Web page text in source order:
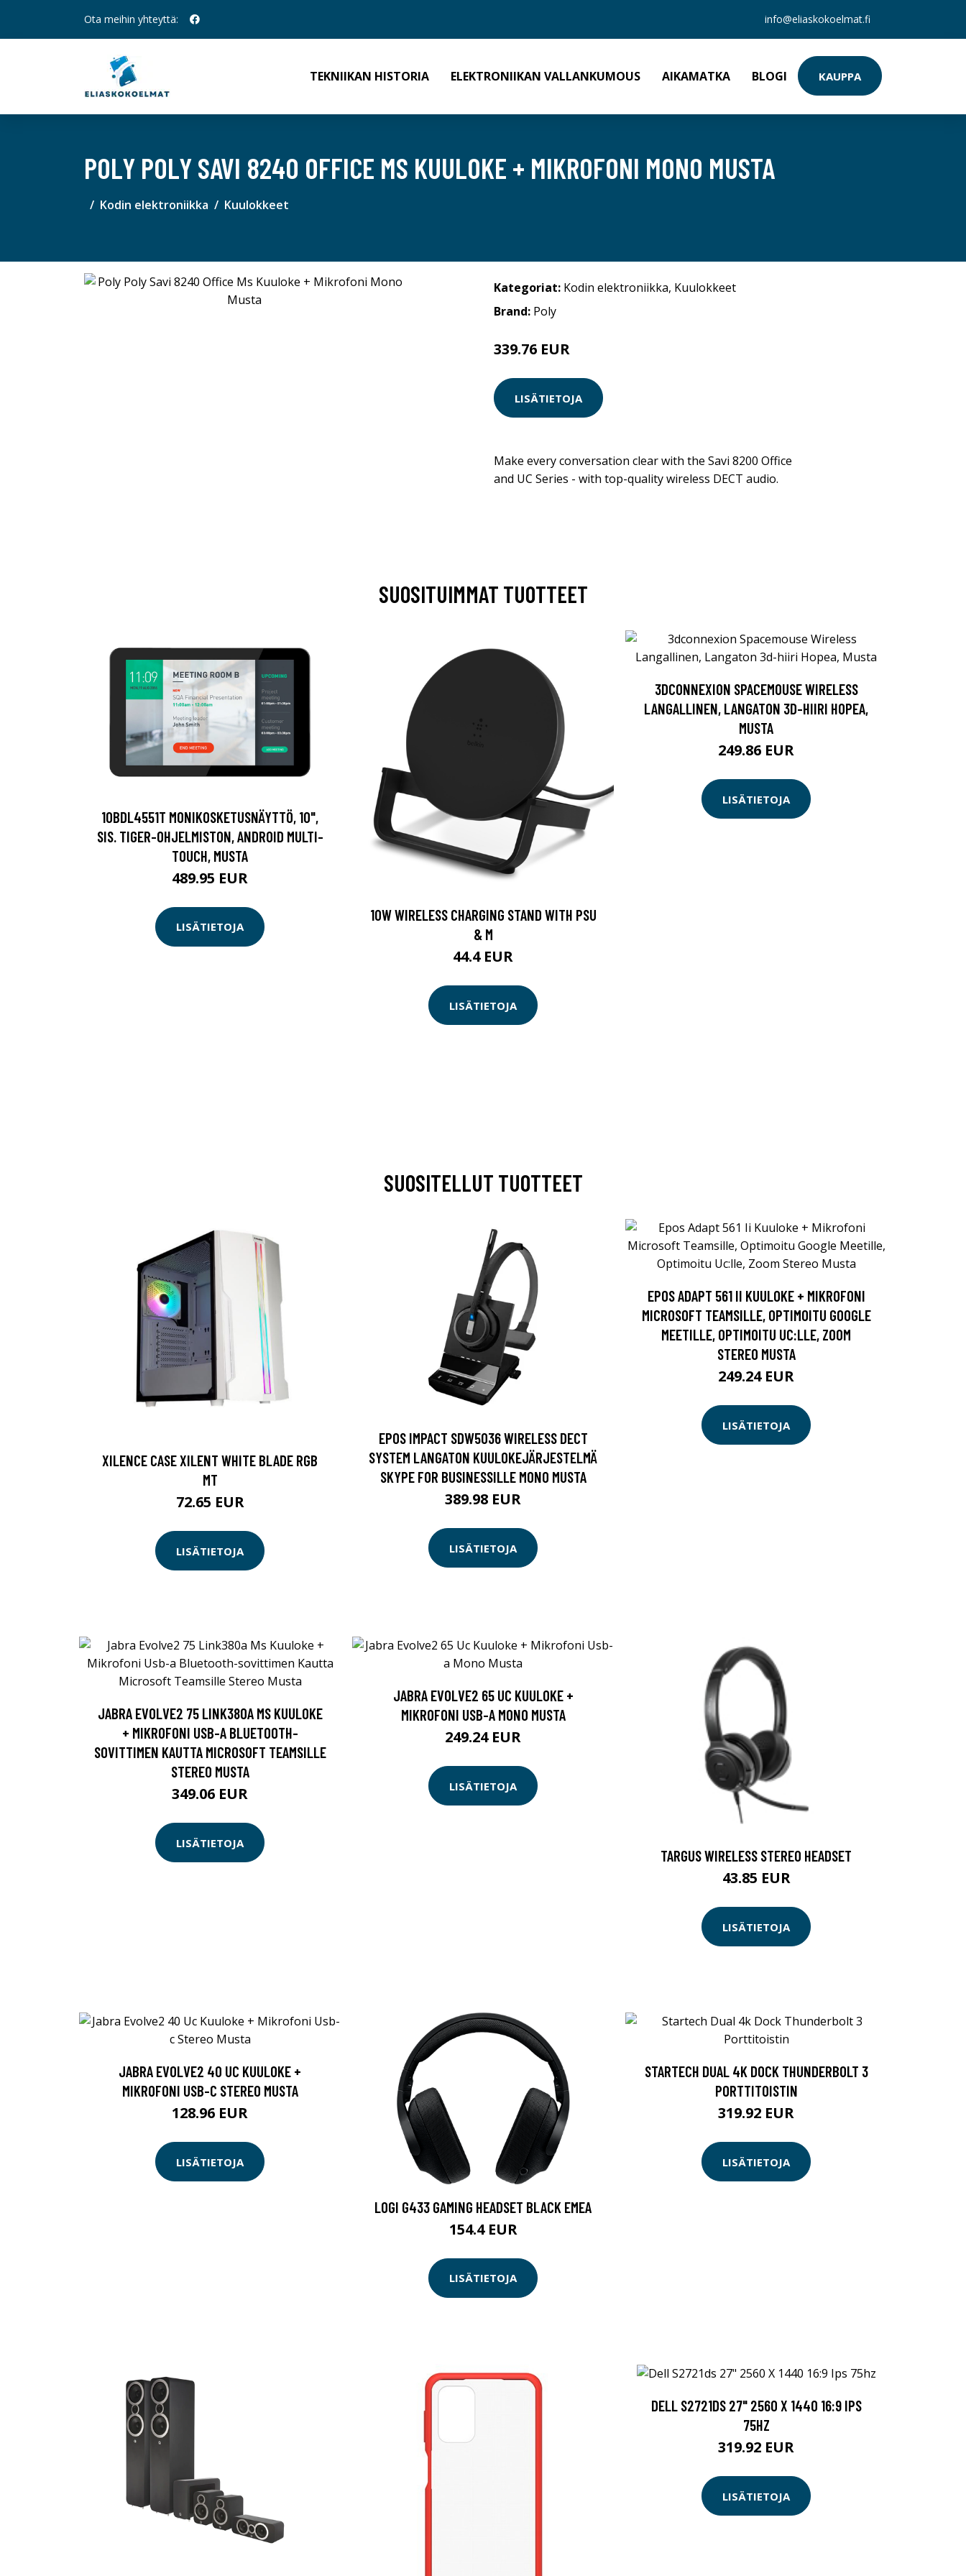
Ota meihin yhteyttä: info@eliaskokoelmat.fi
TEKNIIKAN HISTORIA ELEKTRONIIKAN VALLANKUMOUS AIKAMATKA BLOGI KAUPPA
POLY POLY SAVI 8240 OFFICE MS KUULOKE + MIKROFONI MONO MUSTA
Kodin elektroniikka Kuulokkeet
Kategoriat: Kodin elektroniikka, Kuulokkeet
Brand: Poly
339.76 EUR
LISÄTIETOJA
Make every conversation clear with the Savi 8200 Office
and UC Series - with top-quality wireless DECT audio.
SUOSITUIMMAT TUOTTEET
10BDL4551T MONIKOSKETUSNÄYTTÖ, 10",
SIS. TIGER-OHJELMISTON, ANDROID MULTI-
TOUCH, MUSTA
489.95 EUR
LISÄTIETOJA
10W WIRELESS CHARGING STAND WITH PSU
& M
44.4 EUR
LISÄTIETOJA
3DCONNEXION SPACEMOUSE WIRELESS
LANGALLINEN, LANGATON 3D-HIIRI HOPEA,
MUSTA
249.86 EUR
LISÄTIETOJA
SUOSITELLUT TUOTTEET
XILENCE CASE XILENT WHITE BLADE RGB
MT
72.65 EUR
LISÄTIETOJA
EPOS IMPACT SDW5036 WIRELESS DECT
SYSTEM LANGATON KUULOKEJÄRJESTELMÄ
SKYPE FOR BUSINESSILLE MONO MUSTA
389.98 EUR
LISÄTIETOJA
EPOS ADAPT 561 II KUULOKE + MIKROFONI
MICROSOFT TEAMSILLE, OPTIMOITU GOOGLE
MEETILLE, OPTIMOITU UC:LLE, ZOOM
STEREO MUSTA
249.24 EUR
LISÄTIETOJA
JABRA EVOLVE2 75 LINK380A MS KUULOKE
+ MIKROFONI USB-A BLUETOOTH-
SOVITTIMEN KAUTTA MICROSOFT TEAMSILLE
STEREO MUSTA
349.06 EUR
LISÄTIETOJA
JABRA EVOLVE2 65 UC KUULOKE +
MIKROFONI USB-A MONO MUSTA
249.24 EUR
LISÄTIETOJA
TARGUS WIRELESS STEREO HEADSET
43.85 EUR
LISÄTIETOJA
JABRA EVOLVE2 40 UC KUULOKE +
MIKROFONI USB-C STEREO MUSTA
128.96 EUR
LISÄTIETOJA
LOGI G433 GAMING HEADSET BLACK EMEA
154.4 EUR
LISÄTIETOJA
STARTECH DUAL 4K DOCK THUNDERBOLT 3
PORTTITOISTIN
319.92 EUR
LISÄTIETOJA
DELL S2721DS 27" 2560 X 1440 16:9 IPS
75HZ
319.92 EUR
LISÄTIETOJA